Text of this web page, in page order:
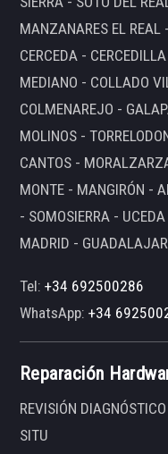
MANZANARES EL REAL
CERCEDA -
MEDIANO - COLLADO
COLMENAREJO -
MOLINOS -
CANTOS -
MONTE - MANGIRÓN -
- SOMOSIERRA -
MADRID -
Tel:+34 692500286
WhatsApp:+34
Reparación
REVISIÓN
SITU